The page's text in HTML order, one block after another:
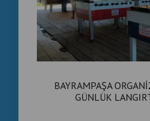
BAYRAMPAŞA
GÜNLÜK